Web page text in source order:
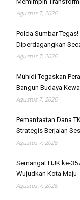
Agustus 7, 2026
Polda Sumbar
Diperdagangkan
Agustus 7, 2026
Muhidi Tegaskan
Bangun Budaya
Agustus 7, 2026
Pemanfaatan Dana
Strategis Berjalan
Agustus 7, 2026
Semangat HJK ke-
Wujudkan Kota Maju
Agustus 7, 2026